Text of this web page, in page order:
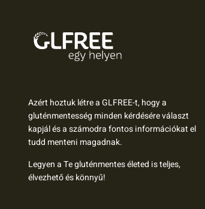
Azért hoztuk létre a GLFREE-t, hogy a
gluténmentesség minden kérdésére választ
kapjál és a számodra fontos információkat el
tudd menteni magadnak.
Legyen a Te gluténmentes életed is teljes,
élvezhető és könnyű!